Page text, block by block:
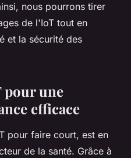
nous pourrons tirer
de l'IoT tout en
et la sécurité des
pour une
efficace
pour faire court, est en
de la santé. Grâce à